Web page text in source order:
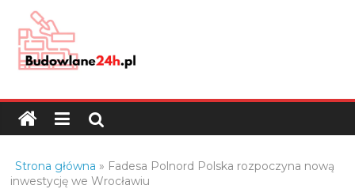
content
Budowlane24h.pl
portal
budowlany
oraz
Strona główna » Fadesa Polnord Polska rozpoczyna nową
inwestycję we Wrocławiu